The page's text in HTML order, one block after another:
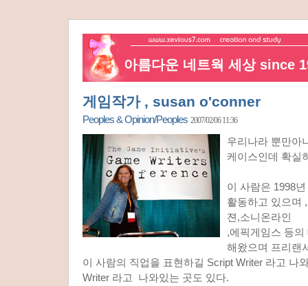
아름다운 네트웍 세상 since
게임작가 , susan o'conner
Peoples & Opinion/Peoples 2007/02/06 11:36
우리나라 뿐만아
케이스인데 확실
이 사람은 1998
활동하고 있으며
젼,소니온라인
,에픽게임스 등
해왔으며 프리랜
이 사람의 직업을 표현하길 Script Writer 라고 나
Writer 라고 나와있는 곳도 있다.